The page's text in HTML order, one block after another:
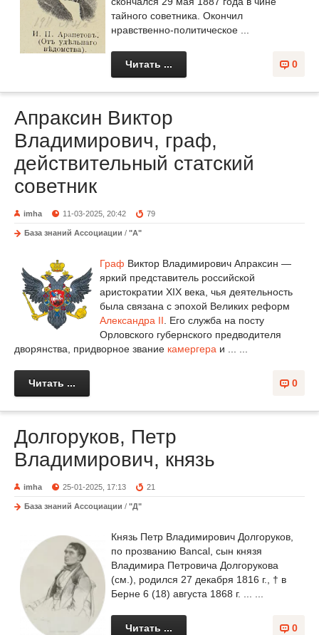
тайного советника. Окончил
нравственно-политическое ...
0
Читать ...
Апраксин Виктор
Владимирович, граф,
действительный статский
советник
imha 11-03-2025, 20:42 79
База знаний Ассоциации / "А"
Граф Виктор Владимирович Апраксин —
яркий представитель российской
аристократии XIX века, чья деятельность
была связана с эпохой Великих реформ
Александра II . Его служба на посту
Орловского губернского предводителя
дворянства, придворное звание камергера и ... ...
0
Читать ...
Долгоруков, Петр
Владимирович, князь
imha 25-01-2025, 17:13 21
База знаний Ассоциации / "Д"
Князь Петр Владимирович Долгоруков,
по прозванию Bancal, сын князя
Владимира Петровича Долгорукова
(см.), родился 27 декабря 1816 г., † в
Берне 6 (18) августа 1868 г. ... ...
0
Читать ...